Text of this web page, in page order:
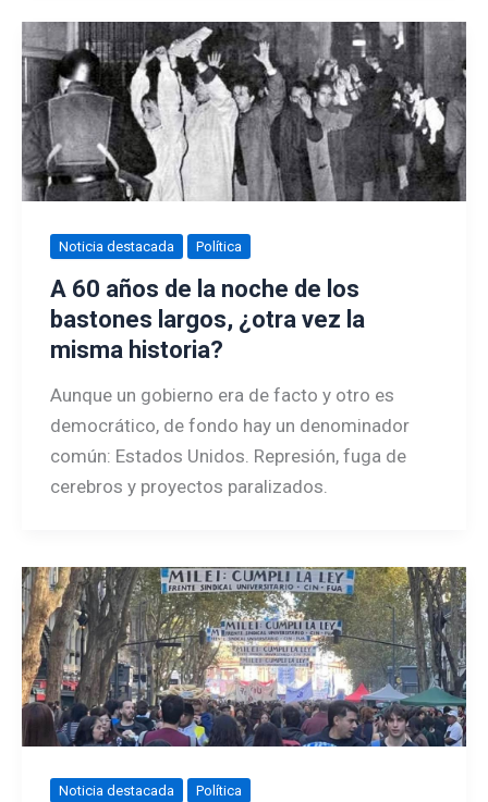
Noticia destacada Política
A 60 años de la noche de los
bastones largos, ¿otra vez la
misma historia?
Aunque un gobierno era de facto y otro es
democrático, de fondo hay un denominador
común: Estados Unidos. Represión, fuga de
cerebros y proyectos paralizados.
Noticia destacada Política